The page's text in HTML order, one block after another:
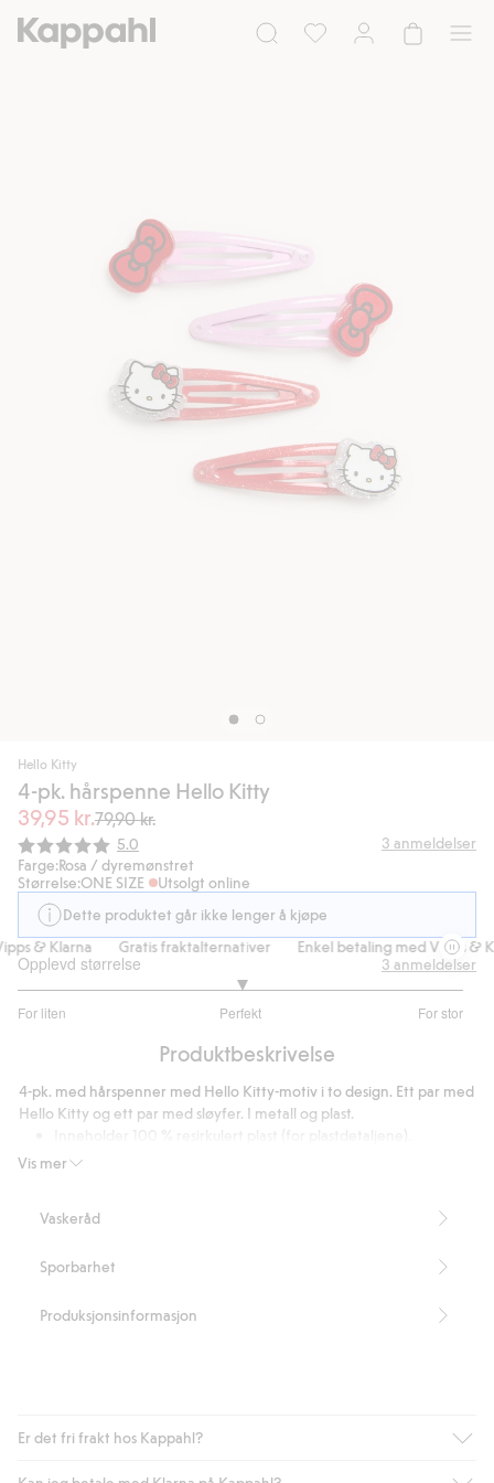
Hello Kitty
4-pk. hårspenne Hello Kitty
39,95 kr.79,90 kr.
Gjennomsnittskarakter:
5.0 3 anmeldelser
Farge:Rosa / dyremønstret
Størrelse:ONE SIZE
Utsolgt online
Dette produktet går ikke lenger å kjøpe
& Klarna
Gratis fraktalternativer Enkel betaling med Vipps &
Opplevd størrelse
For liten Perfekt For stor
av
3
stemmer
3 anmeldelser
Produktbeskrivelse
Vis mer
4-pk. med hårspenner med Hello Kitty-motiv i to design. Ett par med
Hello Kitty og ett par med sløyfer. I metall og plast.
Artikkelnummer
Vaskeråd
Sporbarhet
Produksjonsinformasjon
Er det fri frakt hos Kappahl?